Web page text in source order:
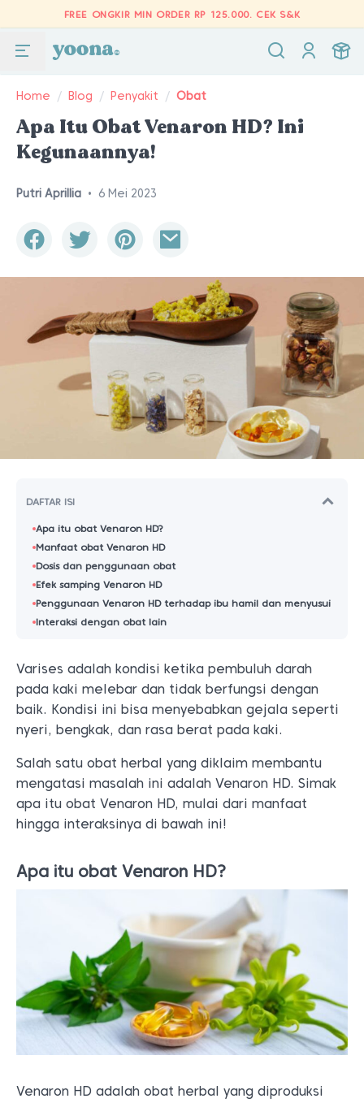
FREE ONGKIR MIN ORDER RP 125.000. CEK S&K
Home / Blog / Penyakit / Obat
Apa Itu Obat Venaron HD? Ini
Kegunaannya!
Putri Aprillia • 6 Mei 2023
DAFTAR ISI
Apa itu obat Venaron HD?
Manfaat obat Venaron HD
Dosis dan penggunaan obat
Efek samping Venaron HD
Penggunaan Venaron HD terhadap ibu hamil dan menyusui
Interaksi dengan obat lain
Varises adalah kondisi ketika pembuluh darah
pada kaki melebar dan tidak berfungsi dengan
baik. Kondisi ini bisa menyebabkan gejala seperti
nyeri, bengkak, dan rasa berat pada kaki.
Salah satu obat herbal yang diklaim membantu
mengatasi masalah ini adalah Venaron HD. Simak
apa itu obat Venaron HD, mulai dari manfaat
hingga interaksinya di bawah ini!
Apa itu obat Venaron HD?
Venaron HD adalah obat herbal yang diproduksi